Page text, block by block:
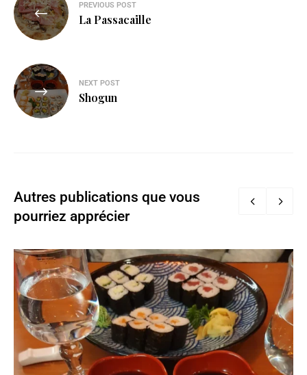
PREVIOUS POST
La Passacaille
NEXT POST
Shogun
Autres publications que vous
pourriez apprécier